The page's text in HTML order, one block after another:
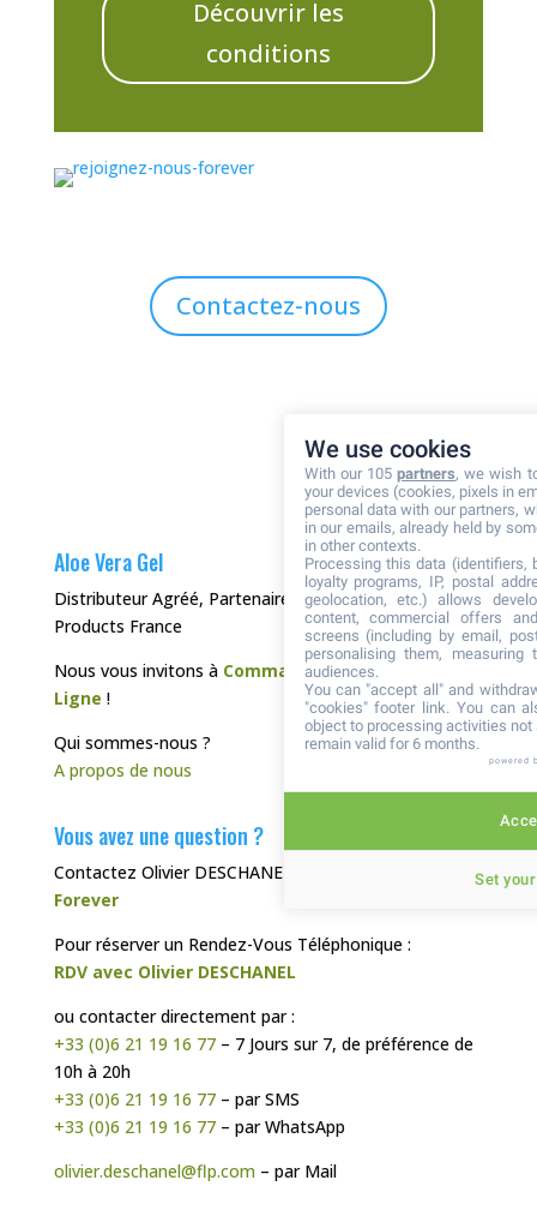
Découvrir les
conditions
Contactez-nous
Notez ce page
Aloe Vera Gel
Distributeur Agréé, Partenaire de Forever Living
Products France
Nous vous invitons à Commander directement en
Ligne !
Qui sommes-nous ?
A propos de nous
Vous avez une question ?
Contactez Olivier DESCHANEL, votre
Forever
Pour réserver un Rendez-Vous Téléphonique :
RDV avec Olivier DESCHANEL
ou contacter directement par :
+33 (0)6 21 19 16 77– 7 Jours sur 7, de préférence de
10h à 20h
+33 (0)6 21 19 16 77– par SMS
+33 (0)6 21 19 16 77– par WhatsApp
olivier.deschanel@flp.com– par Mail
We use cookies
With our 105partners, we wish
your devices (cookies, pixels in
personal data with our partners,
in our emails, already held by
in other contexts.
Processing this data (identifiers,
loyalty programs, IP, postal
geolocation, etc.) allows
content, commercial offers
screens (including by email,
personalising them, measuring
audiences.
You can "accept all" and
"cookies" footer link. You can
object to processing activities
remain valid for 6 months.
powered
Set